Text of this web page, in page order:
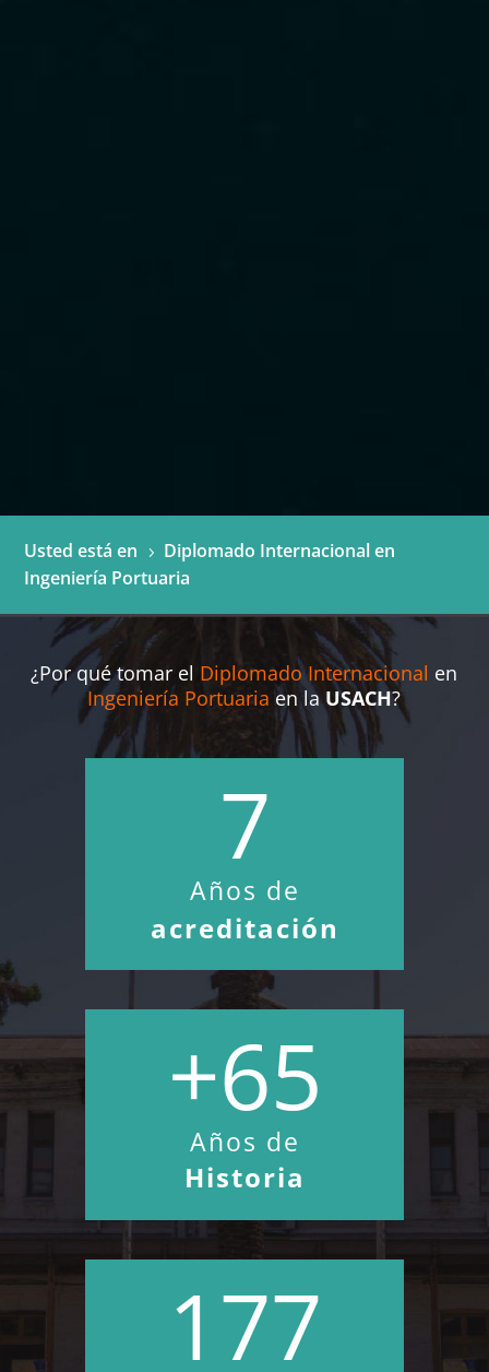
Usted está en 5
Diplomado Internacional en
Ingeniería Portuaria
¿Por qué tomar el Diplomado Internacional en
Ingeniería Portuaria en laUSACH?
7
Años de
acreditación
+65
Años de
Historia
177